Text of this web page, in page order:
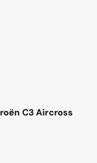
C3 Aircross